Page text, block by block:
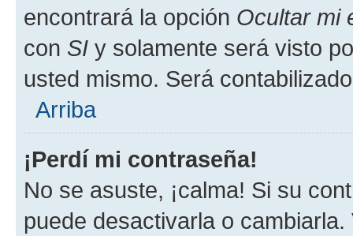
encontrará la opción Ocultar mi
con SI y solamente será visto
usted mismo. Será
Arriba
¡Perdí mi contraseña!
No se asuste, ¡calma! Si su
puede desactivarla o